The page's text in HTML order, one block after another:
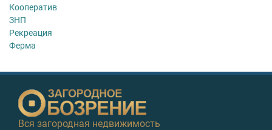
Кооператив
ЗНП
Рекреация
Ферма
Вся загородная недвижимость